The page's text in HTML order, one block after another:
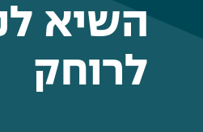
השיא
לרוחק